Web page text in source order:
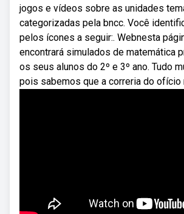
jogos e vídeos sobre as unidades
categorizadas pela bncc. Você
pelos ícones a seguir:. Webnesta
encontrará simulados de matemática
os seus alunos do 2º e 3º ano. Tudo
pois sabemos que a correria do ofício